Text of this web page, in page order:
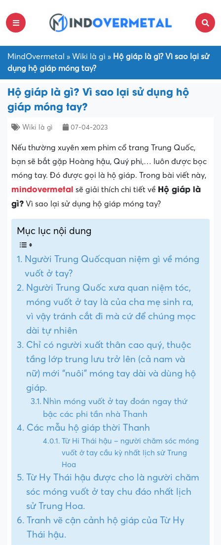
MindOvermetal » Wiki là gì » Hộ giáp là gì? Vì sao lại sử
dụng hộ giáp móng tay?
Hộ giáp là gì? Vì sao lại sử dụng hộ
giáp móng tay?
Wiki là gì 07-04-2023
Nếu thường xuyên xem phim cổ trang Trung Quốc,
bạn sẽ bắt gặp Hoàng hậu, Quý phi,… luôn được bọc
móng tay. Đó được gọi là hộ giáp. Trong bài viết này,
mindovermetal sẽ giải thích chi tiết về Hộ giáp là
gì? Vì sao lại sử dụng hộ giáp móng tay?
Mục lục nội dung
Người Trung Quốcquan niệm gì về móng
vuốt ở tay?
Người Trung Quốc xưa quan niệm tóc,
móng vuốt ở tay là của cha mẹ sinh ra,
vì vậy tránh cắt đi mà cứ để chúng mọc
dài tự nhiên
Chỉ có người xuất thân cao quý, thuộc
tầng lớp trung lưu trở lên (cả nam và
nữ) mới “nuôi” móng tay dài và dùng hộ
giáp.
Nhìn móng vuốt ở tay đoán ngay thứ
bậc các phi tần nhà Thanh
Các mẫu hộ giáp thời Thanh
Từ Hi Thái hậu – người chăm sóc móng
vuốt ở tay cầu kỳ nhất lịch sử Trung
Hoa
Từ Hy Thái hậu được cho là người chăm
sóc móng vuốt ở tay chu đáo nhất lịch
sử Trung Hoa.
Tranh vẽ cận cảnh hộ giáp của Từ Hy
Thái hậu.